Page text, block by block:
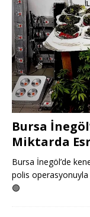
Bursa
Miktarda
Bursa İnegöl’de
polis operasyonuyla
🟢